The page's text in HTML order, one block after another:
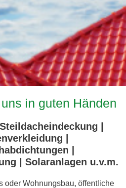
in guten Händen
|
|
|
| Solaranlagen u.v.m.
oder Wohnungsbau, öffentliche